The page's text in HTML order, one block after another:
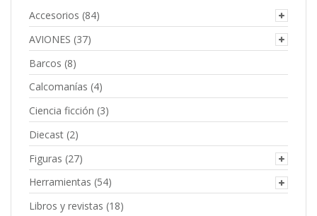
Accesorios (84)
AVIONES (37)
Barcos (8)
Calcomanías (4)
Ciencia ficción (3)
Diecast (2)
Figuras (27)
Herramientas (54)
Libros y revistas (18)